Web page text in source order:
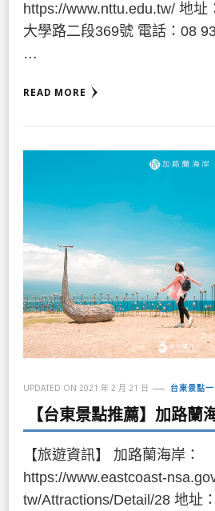
https://www.nttu.edu.tw/ 地址
大學路二段369號 電話：08
…
READ MORE
UPDATED ON 2021 年 2 月 21 日 台東景點
【台東景點推薦】加路蘭
【旅遊資訊】 加路蘭海岸：
https://www.eastcoast-
tw/Attractions/Detail/28 地址